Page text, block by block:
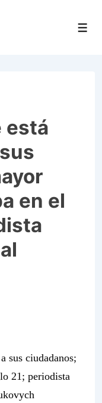
está
en el
sus ciudadanos;
21; periodista